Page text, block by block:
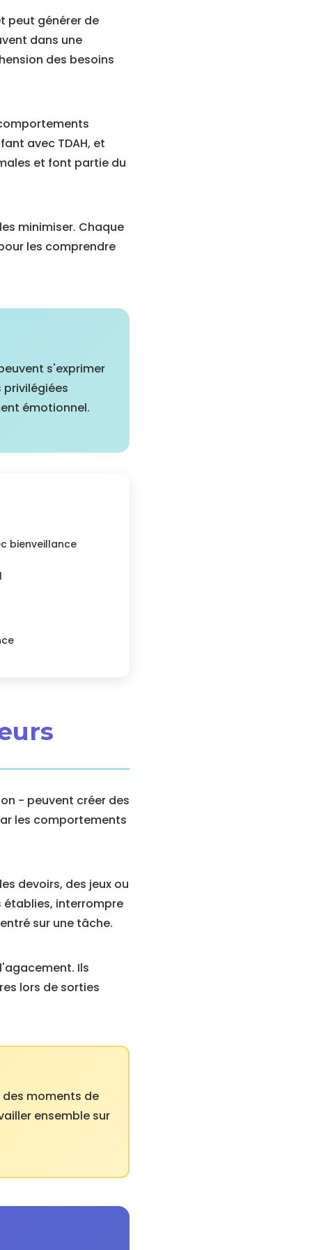
peut générer de
dans une
des besoins
avec TDAH, et
et font partie du
minimiser. Chaque
les comprendre
s'exprimer
émotionnel.
bienveillance
- peuvent créer des
les comportements
devoirs, des jeux ou
établies, interrompre
sur une tâche.
Ils
lors de sorties
moments de
ensemble sur